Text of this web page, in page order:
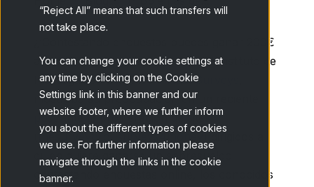
“Reject All” means that such transfers will
not take place.
You can change your cookie settings at
any time by clicking on the Cookie
Settings link in this banner and our
website footer, where we further inform
you about the different types of cookies
we use. For further information please
navigate through the links in the cookie
banner.
¿¡Contestando encuestas puedes ganar 200€
al mes!? Ray Poynter, director del Instituto de
Investigación BritanicoVirtual Surveys
mostraba su preocupación en un reciente
postante la proliferación de sites
thesurveypro surveys4money
quien quiere ganarse un sobresueldo
contestando encuestas online, los conocidos